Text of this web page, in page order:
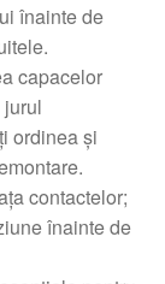
înainte de
capacelor
ordinea și
contactelor;
înainte de